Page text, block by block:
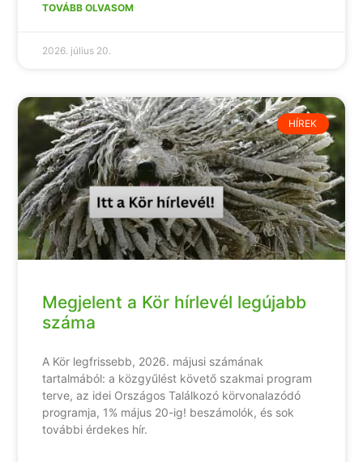
TOVÁBB OLVASOM
2026. július 20.
HÍREK
Megjelent a Kör hírlevél legújabb
száma
A Kör legfrissebb, 2026. májusi számának
tartalmából: a közgyűlést követő szakmai program
terve, az idei Országos Találkozó körvonalazódó
programja, 1% május 20-ig! beszámolók, és sok
további érdekes hír.